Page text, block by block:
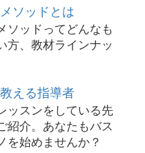
ソッドとは
ソッドってどんなも
方、教材ラインナッ
える指導者
ッスンをしている先
紹介。あなたもバス
を始めませんか？